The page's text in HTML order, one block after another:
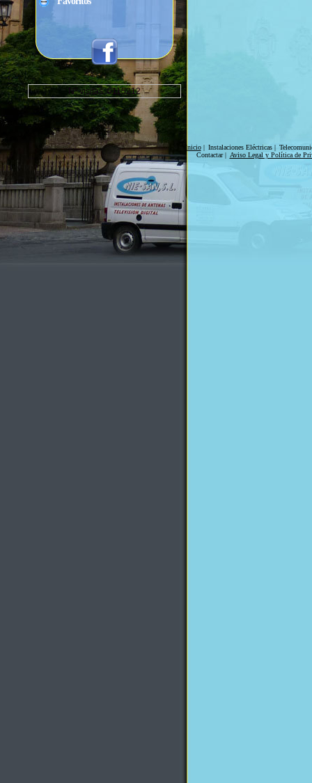
Nº visitas: 0115212
Inicio| Instalaciones Eléctricas|
Contactar| Aviso Legal y Política de